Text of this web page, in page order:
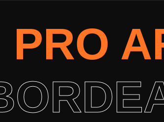
PRO